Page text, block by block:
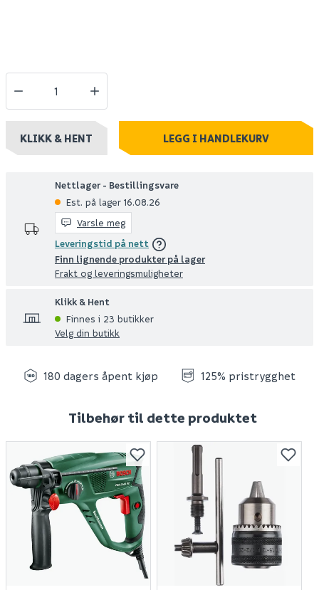
KLIKK & HENT LEGG I HANDLEKURV
Nettlager - Bestillingsvare
Est. på lager 16.08.26
Varsle meg
Leveringstid på nett
Finn lignende produkter på lager
Frakt og leveringsmuligheter
Klikk & Hent
Finnes i 23 butikker
Velg din butikk
180 dagers åpent kjøp 125% pristrygghet
Tilbehør til dette produktet